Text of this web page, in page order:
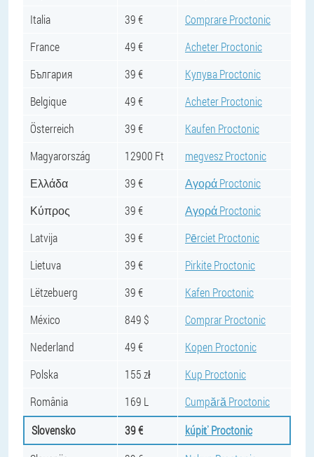
Italia
39 €
Comprare Proctonic
France
49 €
Acheter Proctonic
България
39 €
Купува Proctonic
Belgique
49 €
Acheter Proctonic
Österreich
39 €
Kaufen Proctonic
Magyarország
12900 Ft
megvesz Proctonic
Ελλάδα
39 €
Αγορά Proctonic
Κύπρος
39 €
Αγορά Proctonic
Latvija
39 €
Pērciet Proctonic
Lietuva
39 €
Pirkite Proctonic
Lëtzebuerg
39 €
Kafen Proctonic
México
849 $
Comprar Proctonic
Nederland
49 €
Kopen Proctonic
Polska
155 zł
Kup Proctonic
România
169 L
Cumpără Proctonic
Slovensko
39 €
kúpiť Proctonic